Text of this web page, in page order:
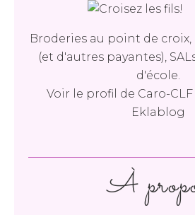
Broderies au point de
(et d'autres payantes),
d'école.
Voir le profil de Caro-CLF
Eklablog
À